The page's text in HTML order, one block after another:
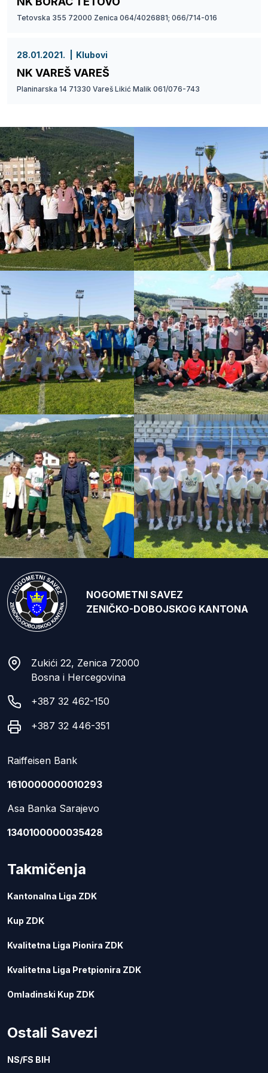
Tetovska 355 72000 Zenica 064/4026881; 066/714-016
28.01.2021. Klubovi
NK VAREŠ VAREŠ
Planinarska 14 71330 Vareš Likić Malik 061/076-743
NOGOMETNI SAVEZ
ZENIČKO-DOBOJSKOG KANTONA
Zukići 22, Zenica 72000
Bosna i Hercegovina
+387 32 462-150
+387 32 446-351
Raiffeisen Bank
1610000000010293
Asa Banka Sarajevo
1340100000035428
Takmičenja
Kantonalna Liga ZDK
Kup ZDK
Kvalitetna Liga Pionira ZDK
Kvalitetna Liga Pretpionira ZDK
Omladinski Kup ZDK
Ostali Savezi
NS/FS BIH